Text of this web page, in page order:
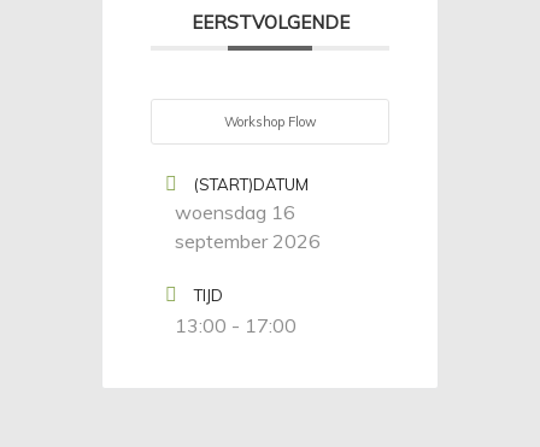
EERSTVOLGENDE
Workshop Flow
(START)DATUM
woensdag 16
september 2026
TIJD
13:00 - 17:00